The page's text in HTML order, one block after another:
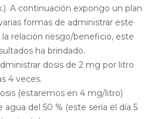
A continuación expongo un plan
formas de administrar este
relación riesgo/beneficio, este
ha brindado.
dosis de 2 mg por litro
4 veces.
(estaremos en 4 mg/litro)
agua del 50 % (este sería el día 5